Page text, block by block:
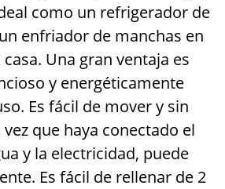
como un refrigerador de
enfriador de manchas en
Una gran ventaja es
y energéticamente
Es fácil de mover y sin
que haya conectado el
y la electricidad, puede
Es fácil de rellenar de 2